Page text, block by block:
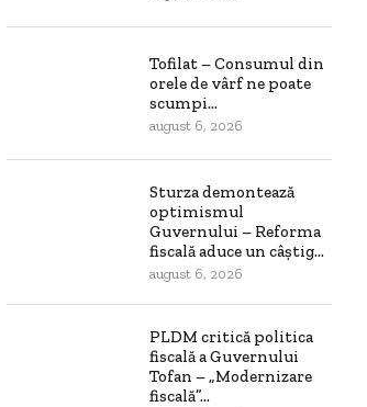
Tofilat – Consumul din
orele de vârf ne poate
scumpi...
august 6, 2026
Sturza demontează
optimismul
Guvernului – Reforma
fiscală aduce un câștig...
august 6, 2026
PLDM critică politica
fiscală a Guvernului
Tofan – „Modernizare
fiscală”...